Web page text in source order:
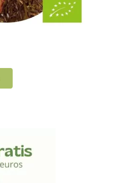
se
pueden
elegir